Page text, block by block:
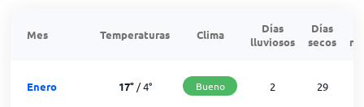
Mes Temperaturas Clima
Días
lluviosos
Días
secos
Enero 17°/4° Bueno 2 29